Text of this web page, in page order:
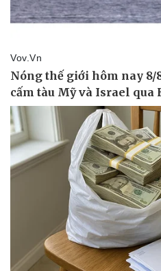
Du lịch
Tư vấn